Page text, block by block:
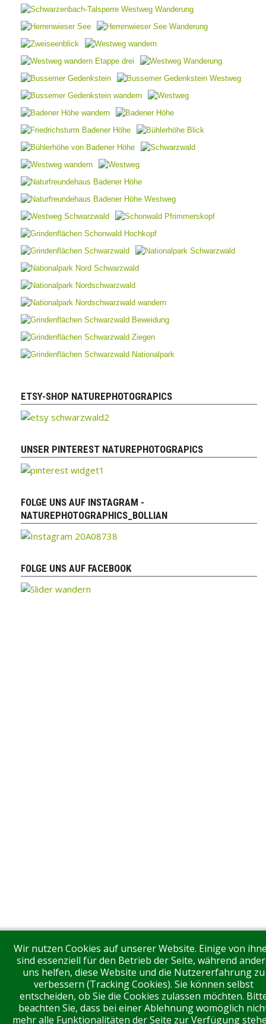
ETSY-SHOP NATUREPHOTOGRAPICS
UNSER PINTEREST NATUREPHOTOGRAPICS
FOLGE UNS AUF INSTAGRAM -
NATUREPHOTOGRAPHICS_BOLLIAN
FOLGE UNS AUF FACEBOOK
Wir nutzen Cookies auf unserer Website. Einige von
sind essenziell für den Betrieb der Seite, während
uns helfen, diese Website und die Nutzererfahrung zu
verbessern (Tracking Cookies). Sie können selbst
entscheiden, ob Sie die Cookies zulassen möchten.
beachten Sie, dass bei einer Ablehnung womöglich
mehr alle Funktionalitäten der Seite zur Verfügung